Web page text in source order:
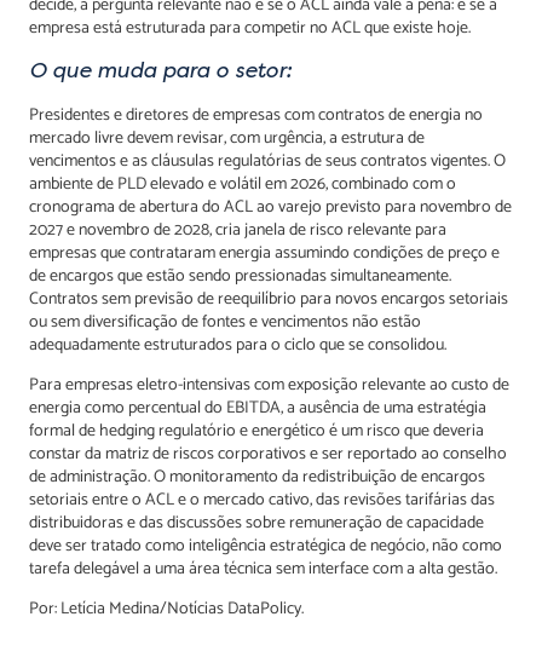
decide, a pergunta relevante não é se o ACL ainda vale a pena: é se a
empresa está estruturada para competir no ACL que existe hoje.
O que muda para o setor:
Presidentes e diretores de empresas com contratos de energia no
mercado livre devem revisar, com urgência, a estrutura de
vencimentos e as cláusulas regulatórias de seus contratos vigentes. O
ambiente de PLD elevado e volátil em 2026, combinado com o
cronograma de abertura do ACL ao varejo previsto para novembro de
2027 e novembro de 2028, cria janela de risco relevante para
empresas que contrataram energia assumindo condições de preço e
de encargos que estão sendo pressionadas simultaneamente.
Contratos sem previsão de reequilíbrio para novos encargos setoriais
ou sem diversificação de fontes e vencimentos não estão
adequadamente estruturados para o ciclo que se consolidou.
Para empresas eletro-intensivas com exposição relevante ao custo de
energia como percentual do EBITDA, a ausência de uma estratégia
formal de hedging regulatório e energético é um risco que deveria
constar da matriz de riscos corporativos e ser reportado ao conselho
de administração. O monitoramento da redistribuição de encargos
setoriais entre o ACL e o mercado cativo, das revisões tarifárias das
distribuidoras e das discussões sobre remuneração de capacidade
deve ser tratado como inteligência estratégica de negócio, não como
tarefa delegável a uma área técnica sem interface com a alta gestão.
Por: Letícia Medina/Notícias DataPolicy.